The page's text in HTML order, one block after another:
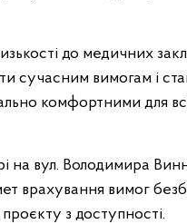
до медичних
сучасним вимогам і
комфортними для
вул. Володимира
врахування вимог
з доступності.